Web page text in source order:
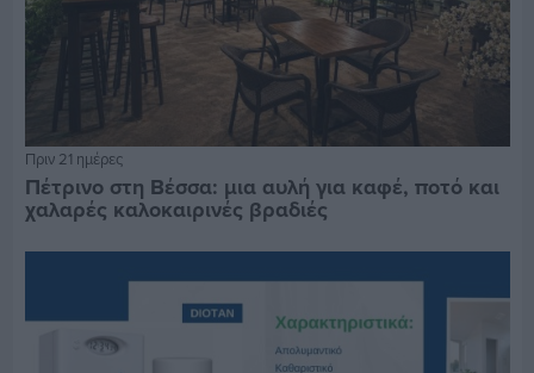
Πριν 21 ημέρες
Πέτρινο στη Βέσσα: μια αυλή για καφέ, ποτό και
χαλαρές καλοκαιρινές βραδιές